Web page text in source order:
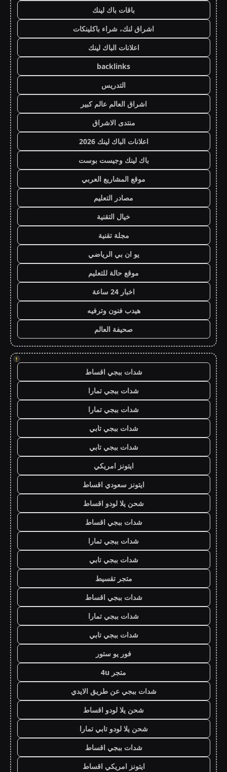
باقات باك لينك
اشراق لنك، شراء باكلينكات
اعلانات الباك لينك
backlinks
التدريس
اشراق العالم عالم كبير
منتدى الاشراق
اعلانات الباك لينك 2026
باك لينك وجيست بوست
موقع المشاريع العربي
مصادر التعليم
خيال التقنية
مجلة تقنية
يو ان بي الرياضي
موقع حالة للتعليم
اخبار 24 ساعة
هيدب فنون وترفيه
صحيفة العالم
!
شدات ببجي اقساط
شدات ببجي تمارا
شدات ببجي تمارا
شدات ببجي تابي
شدات ببجي تابي
ايتونز امريكي
ايتونز سعودي اقساط
شحن يلا لودو اقساط
شدات ببجي اقساط
شدات ببجي تمارا
شدات ببجي تابي
متجر تقسيط
شدات ببجي اقساط
شدات ببجي تمارا
شدات ببجي تابي
فور يو ستور
متجر 4u
شدات ببجي عن طريق الايدي
شحن يلا لودو اقساط
شحن يلا لودو تابي تمارا
شدات ببجي اقساط
ايتونز امريكي اقساط